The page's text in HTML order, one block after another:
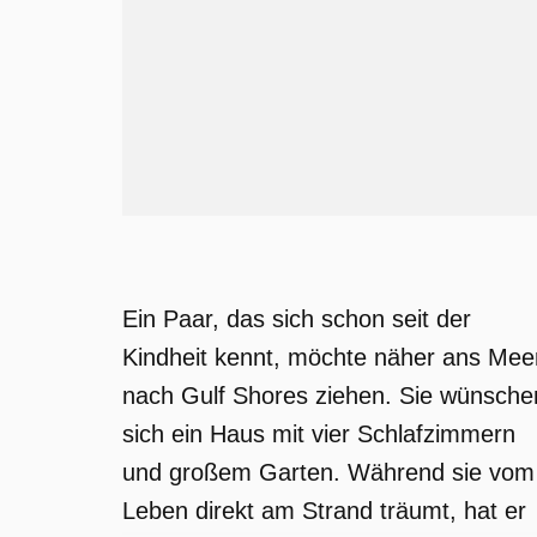
Ein Paar, das sich schon seit der
Kindheit kennt, möchte näher ans
nach Gulf Shores ziehen. Sie
sich ein Haus mit vier Schlafzimmern
und großem Garten. Während sie vom
Leben direkt am Strand träumt, hat er